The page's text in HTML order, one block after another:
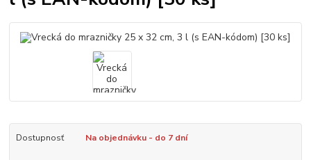
Dostupnosť Na objednávku - do 7 dní